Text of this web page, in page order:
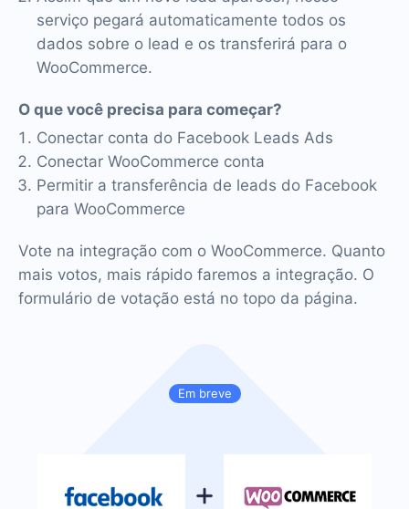
Em breve
serviço pegará automaticamente todos os
dados sobre o lead e os transferirá para o
WooCommerce.
O que você precisa para começar?
Conectar conta do Facebook Leads Ads
Conectar WooCommerce conta
Permitir a transferência de leads do Facebook
para WooCommerce
Vote na integração com o WooCommerce. Quanto
mais votos, mais rápido faremos a integração. O
formulário de votação está no topo da página.